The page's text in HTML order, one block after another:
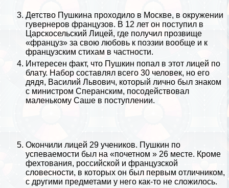
Детство Пушкина проходило в Москве, в окружении
гувернеров французов. В 12 лет он поступил в
Царскосельский Лицей, где получил прозвище
«француз» за свою любовь к поэзии вообще и к
французским стихам в частности.
Интересен факт, что Пушкин попал в этот лицей по
блату. Набор составлял всего 30 человек, но его
дядя, Василий Львович, который лично был знаком
с министром Сперанским, посодействовал
маленькому Саше в поступлении.
Окончили лицей 29 учеников. Пушкин по
успеваемости был на «почетном » 26 месте. Кроме
фехтования, российской и французской
словесности, в которых он был первым отличником,
с другими предметами у него как-то не сложилось.